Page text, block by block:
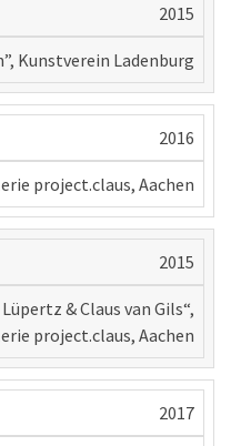
2015
Kunstverein Ladenburg
2016
project.claus, Aachen
2015
& Claus van Gils“,
project.claus, Aachen
2017